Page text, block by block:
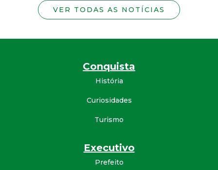
VER TODAS AS NOTÍCIAS
Conquista
História
Curiosidades
Turismo
Executivo
Prefeito